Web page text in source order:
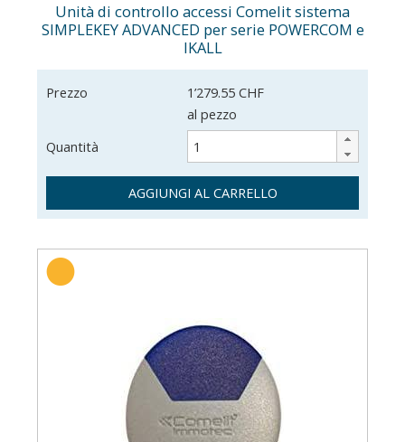
Unità di controllo accessi Comelit sistema
SIMPLEKEY ADVANCED per serie POWERCOM e
IKALL
Prezzo
1’279.55 CHF
al pezzo
Quantità
AGGIUNGI AL CARRELLO